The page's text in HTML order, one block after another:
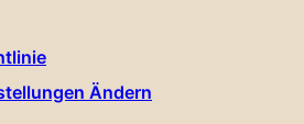
Ändern